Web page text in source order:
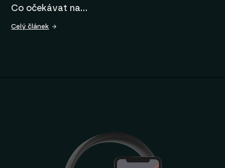
Co očekávat na…
Celý článek